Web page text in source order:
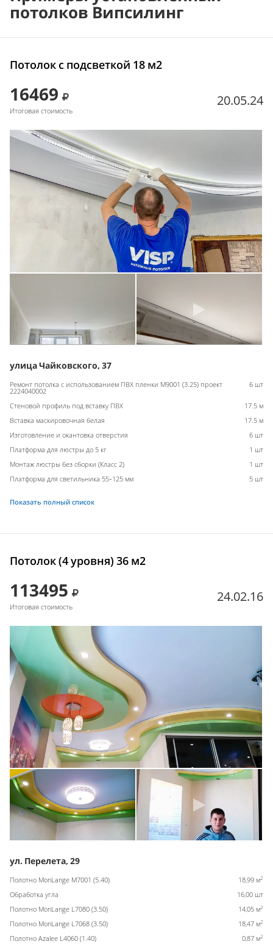
потолков Випсилинг
Потолок с подсветкой 18 м2
16469
Итоговая стоимость
20.05.24
улица Чайковского, 37
Ремонт потолка с использованием ПВХ пленки M9001 (3.25) проект
2224040002
6 шт
Стеновой профиль под вставку ПВХ
17.5 м
Вставка маскировочная белая
17.5 м
Изготовление и окантовка отверстия
6 шт
Платформа для люстры до 5 кг
1 шт
Монтаж люстры без сборки (Класс 2)
1 шт
Платформа для светильника 55-125 мм
5 шт
Показать полный список
Потолок (4 уровня) 36 м2
113495
Итоговая стоимость
24.02.16
ул. Перелета, 29
Полотно MonLange M7001 (5.40) 18,99 м2
Обработка угла
16,00 шт
Полотно MonLange L7080 (3.50)
14,05 м2
Полотно MonLange L7068 (3.50) 18,47 м2
Полотно Azalee L4060 (1.40) 0,87 м2